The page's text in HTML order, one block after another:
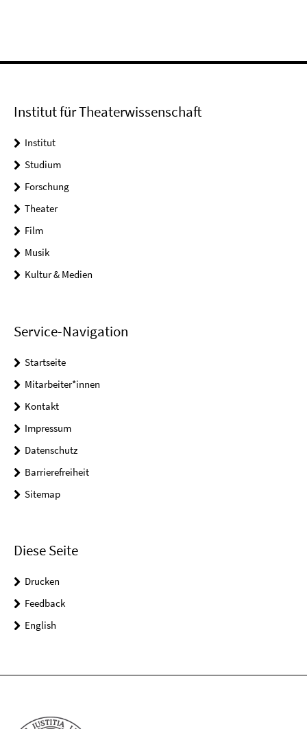
Institut für Theaterwissenschaft
Institut
Studium
Forschung
Theater
Film
Musik
Kultur & Medien
Service-Navigation
Startseite
Mitarbeiter*innen
Kontakt
Impressum
Datenschutz
Barrierefreiheit
Sitemap
Diese Seite
Drucken
Feedback
English